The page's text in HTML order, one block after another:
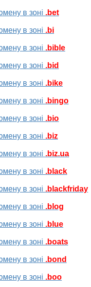
в зоні .bet
в зоні .bi
в зоні .bible
в зоні .bid
в зоні .bike
в зоні .bingo
в зоні .bio
в зоні .biz
в зоні .biz.ua
в зоні .black
в зоні .blackfriday
в зоні .blog
в зоні .blue
в зоні .boats
в зоні .bond
в зоні .boo